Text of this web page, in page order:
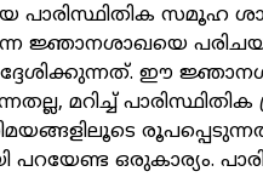
സമൂഹ
എന്ന ജ്ഞാനശാഖയെ
ഈ
മറിച്ച്
പറയേണ്ട ഒരുകാര്യം.